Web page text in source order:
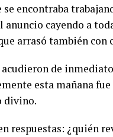
se encontraba
anuncio cayendo a
arrasó también
de
esta mañana
divino.
respuestas: ¿quién